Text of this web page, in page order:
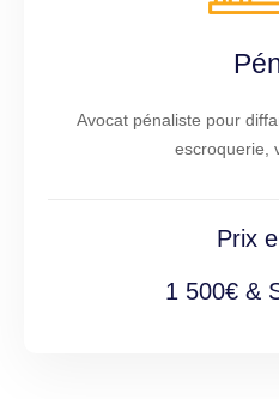
Avocat pénaliste pour
escroquerie,
Prix
1 500€ &